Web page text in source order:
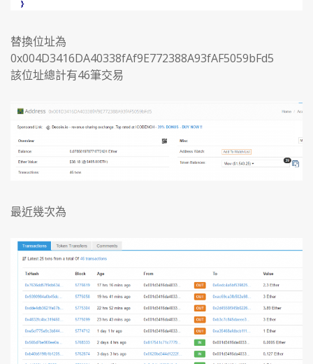
替換位址為
0x004D3416DA40338fAf9E772388A93fAF5059bFd5
該位址總計有46筆交易
最近幾次為